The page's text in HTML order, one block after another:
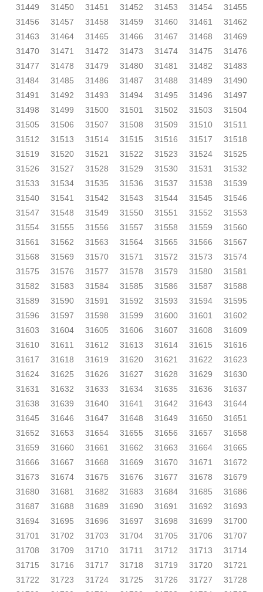
31449
31450 31451 31452 31453 31454
31455
31456
31457 31458 31459 31460 31461
31462
31463
31464 31465 31466 31467 31468
31469
31470
31471 31472 31473 31474 31475
31476
31477
31478 31479 31480 31481 31482
31483
31484
31485 31486 31487 31488 31489
31490
31491
31492 31493 31494 31495 31496
31497
31498
31499 31500 31501 31502 31503
31504
31505
31506 31507 31508 31509 31510
31511
31512
31513 31514 31515 31516 31517
31518
31519
31520 31521 31522 31523 31524
31525
31526
31527 31528 31529 31530 31531
31532
31533
31534 31535 31536 31537 31538
31539
31540
31541 31542 31543 31544 31545
31546
31547
31548 31549 31550 31551 31552
31553
31554
31555 31556 31557 31558 31559
31560
31561
31562 31563 31564 31565 31566
31567
31568
31569 31570 31571 31572 31573
31574
31575
31576 31577 31578 31579 31580
31581
31582
31583 31584 31585 31586 31587
31588
31589
31590 31591 31592 31593 31594
31595
31596
31597 31598 31599 31600 31601
31602
31603
31604 31605 31606 31607 31608
31609
31610
31611 31612 31613 31614 31615
31616
31617
31618 31619 31620 31621 31622
31623
31624
31625 31626 31627 31628 31629
31630
31631
31632 31633 31634 31635 31636
31637
31638
31639 31640 31641 31642 31643
31644
31645
31646 31647 31648 31649 31650
31651
31652
31653 31654 31655 31656 31657
31658
31659
31660 31661 31662 31663 31664
31665
31666
31667 31668 31669 31670 31671
31672
31673
31674 31675 31676 31677 31678
31679
31680
31681 31682 31683 31684 31685
31686
31687
31688 31689 31690 31691 31692
31693
31694
31695 31696 31697 31698 31699
31700
31701
31702 31703 31704 31705 31706
31707
31708
31709 31710 31711 31712 31713
31714
31715
31716 31717 31718 31719 31720
31721
31722
31723 31724 31725 31726 31727
31728